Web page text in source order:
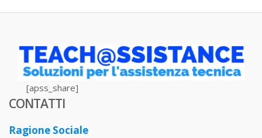
[apss_share]
CONTATTI
Ragione Sociale